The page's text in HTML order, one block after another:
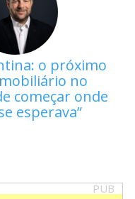
o próximo
no
começar onde
esperava
PUB